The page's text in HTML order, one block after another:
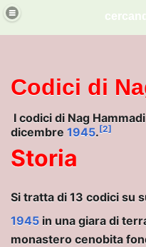
Codici di
I codici di Nag Hammadi
dicembre 1945.[2]
Storia
Si tratta di 13 codici su
1945 in una giara di
monastero cenobita
NELLO